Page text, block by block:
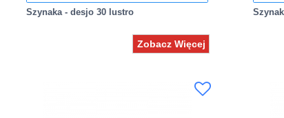
Szynaka - desjo 30 lustro
Zobacz Więcej